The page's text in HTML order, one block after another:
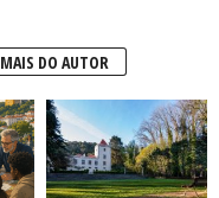
MAIS DO AUTOR